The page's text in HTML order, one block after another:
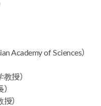
Academy of Sciences）
授）
）